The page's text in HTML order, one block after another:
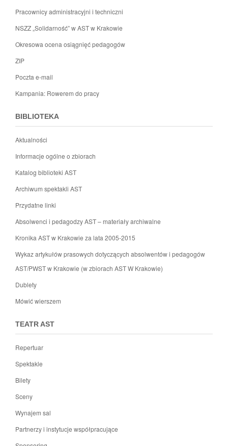
Pracownicy administracyjni i techniczni
NSZZ „Solidarność” w AST w Krakowie
Okresowa ocena osiągnięć pedagogów
ZIP
Poczta e-mail
Kampania: Rowerem do pracy
BIBLIOTEKA
Aktualności
Informacje ogólne o zbiorach
Katalog biblioteki AST
Archiwum spektakli AST
Przydatne linki
Absolwenci i pedagodzy AST – materiały archiwalne
Kronika AST w Krakowie za lata 2005-2015
Wykaz artykułów prasowych dotyczących absolwentów i pedagogów
AST/PWST w Krakowie (w zbiorach AST W Krakowie)
Dublety
Mówić wierszem
TEATR AST
Repertuar
Spektakle
Bilety
Sceny
Wynajem sal
Partnerzy i instytucje współpracujące